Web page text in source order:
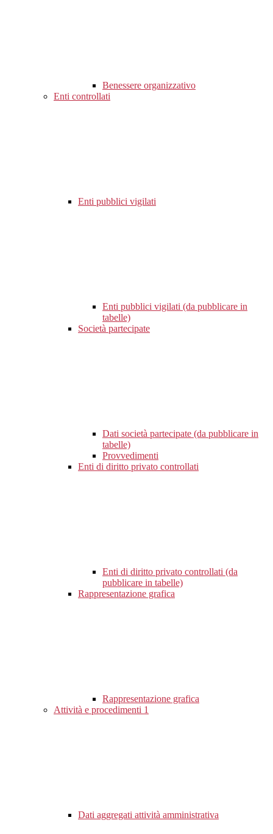
Benessere organizzativo
Enti controllati
Enti pubblici vigilati
Enti pubblici vigilati (da pubblicare in
tabelle)
Società partecipate
Dati società partecipate (da pubblicare in
tabelle)
Provvedimenti
Enti di diritto privato controllati
Enti di diritto privato controllati (da
pubblicare in tabelle)
Rappresentazione grafica
Rappresentazione grafica
Attività e procedimenti 1
Dati aggregati attività amministrativa